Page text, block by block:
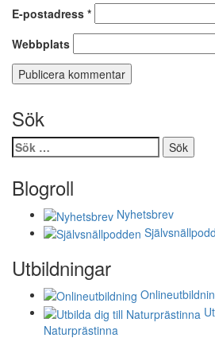
E-postadress *
Webbplats
Sök
Sök
efter:
Blogroll
Nyhetsbrev
Utbildningar
Naturprästinna